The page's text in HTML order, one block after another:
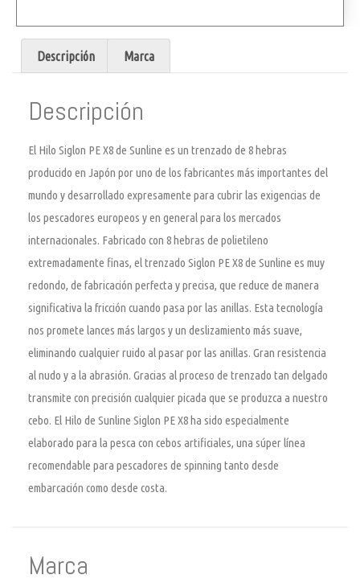
Descripción Marca
Descripción
El Hilo Siglon PE X8 de Sunline es un trenzado de 8 hebras
producido en Japón por uno de los fabricantes más importantes del
mundo y desarrollado expresamente para cubrir las exigencias de
los pescadores europeos y en general para los mercados
internacionales. Fabricado con 8 hebras de polietileno
extremadamente finas, el trenzado Siglon PE X8 de Sunline es muy
redondo, de fabricación perfecta y precisa, que reduce de manera
significativa la fricción cuando pasa por las anillas. Esta tecnología
nos promete lances más largos y un deslizamiento más suave,
eliminando cualquier ruido al pasar por las anillas. Gran resistencia
al nudo y a la abrasión. Gracias al proceso de trenzado tan delgado
transmite con precisión cualquier picada que se produzca a nuestro
cebo. El Hilo de Sunline Siglon PE X8 ha sido especialmente
elaborado para la pesca con cebos artificiales, una súper línea
recomendable para pescadores de spinning tanto desde
embarcación como desde costa.
Marca